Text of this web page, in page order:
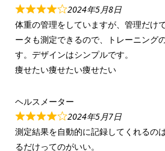
2024年5月8日
体重の管理をしていますが、管理だけ
ータも測定できるので、トレーニング
す。デザインはシンプルです。
痩せたい痩せたい痩せたい
ヘルスメーター
2024年5月7日
測定結果を自動的に記録してくれるの
るだけってのがいい。